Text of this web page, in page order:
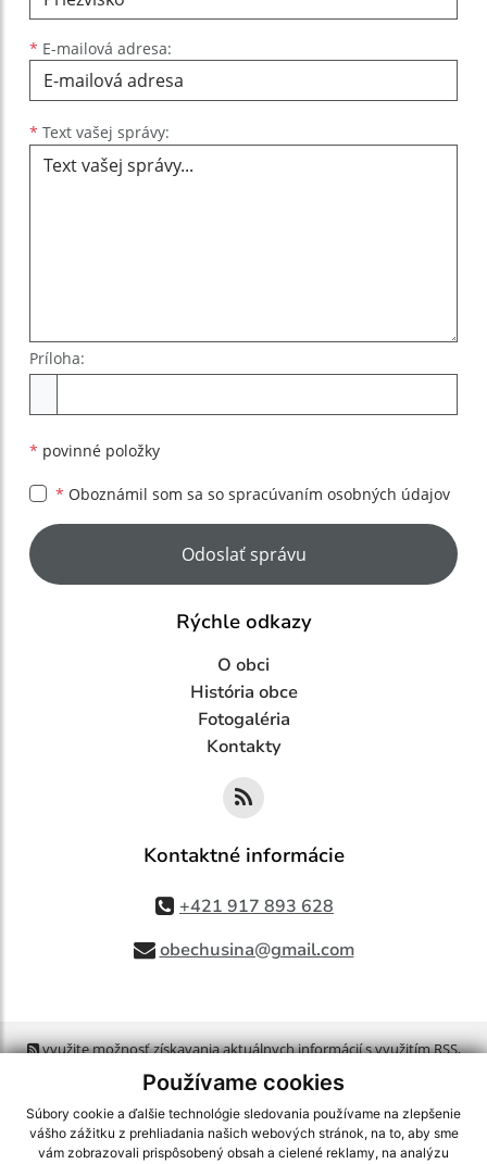
Používame cookies
Súbory cookie a ďalšie technológie sledovania používame na zlepšenie
vášho zážitku z prehliadania našich webových stránok, na to, aby sme
vám zobrazovali prispôsobený obsah a cielené reklamy, na analýzu
* E-mailová adresa:
* Text vašej správy:
Príloha:
* povinné položky
* Oboznámil som sa so spracúvaním osobných údajov
Google reCaptcha Response
Odoslať správu
Rýchle odkazy
O obci
História obce
Fotogaléria
Kontakty
Kontaktné informácie
+421 917 893 628
obechusina@gmail.com
využite možnosť získavania aktuálnych informácií s využitím RSS,
CMS systém (redakčný) systém ECHELON 2, Mapa stránok
webex.digital, s.r.o.,domény,registrácia domény
spoločnosť webex.digital, s.r.o.,technický prevádzkovateľ
Posledná aktualizácia:06.08.2026